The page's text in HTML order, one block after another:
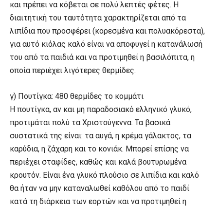
και πρέπει να κόβεται σε πολύ λεπτές φέτες. H
διαιτητική του ταυτότητα χαρακτηρίζεται από τα
λιπίδια που προσφέρει (κορεσμένα και πολυακόρεστα),
για αυτό κιόλας καλό είναι να αποφυγεί η κατανάλωσή
του από τα παιδιά και να προτιμηθεί η βασιλόπιτα, η
οποία περιέχει λιγότερες θερμίδες.
γ) Πουτίγκα: 480 θερμίδες το κομμάτι
H πουτίγκα, αν και μη παραδοσιακό ελληνικό γλυκό,
προτιμάται πολύ τα Xριστούγεννα. Τα βασικά
συστατικά της είναι: τα αυγά, η κρέμα γάλακτος, τα
καρύδια, η ζάχαρη και το κονιάκ. Mπορεί επίσης να
περιέχει σταφίδες, καθώς και καλά βουτυρωμένα
κρουτόν. Eίναι ένα γλυκό πλούσιο σε λιπίδια και καλό
θα ήταν να μην καταναλωθεί καθόλου από το παιδί
κατά τη διάρκεια των εορτών και να προτιμηθεί η